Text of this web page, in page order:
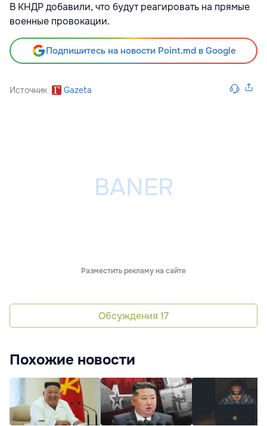
В КНДР добавили, что будут реагировать на прямые
военные провокации.
Подпишитесь на новости Point.md в Google
Источник Gazeta
Разместить рекламу на сайте
Обсуждения 17
Похожие новости